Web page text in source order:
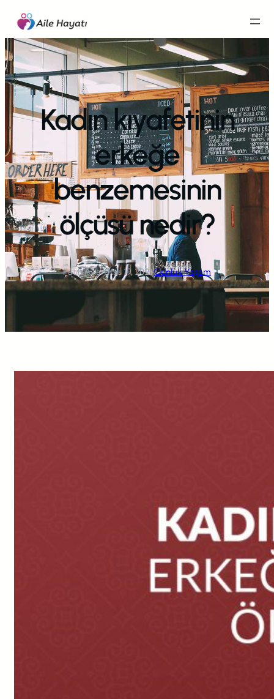
İçeriğe
geç
Kadın kıyafetinin
erkeğe
benzemesinin
ölçüsü nedir?
Fatih Aslan·Kas 19, 2021·Günlük Yaşam